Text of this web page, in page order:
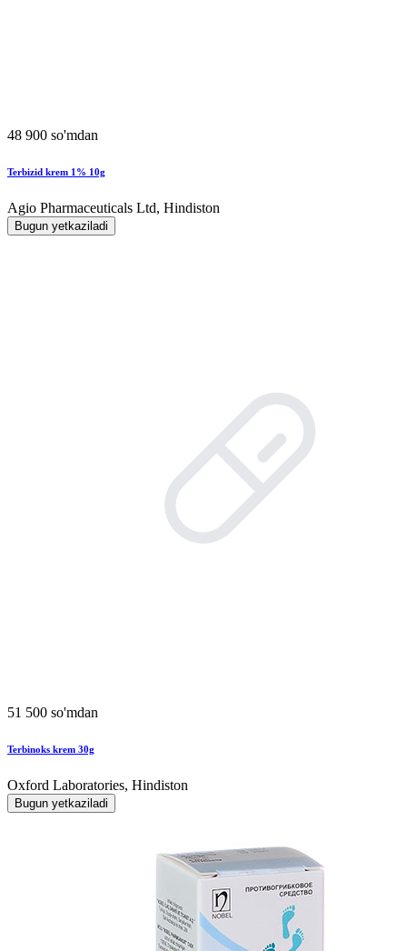
48 900 so'mdan
Terbizid krem 1% 10g
Agio Pharmaceuticals Ltd, Hindiston
Bugun yetkaziladi
51 500 so'mdan
Terbinoks krem 30g
Oxford Laboratories, Hindiston
Bugun yetkaziladi